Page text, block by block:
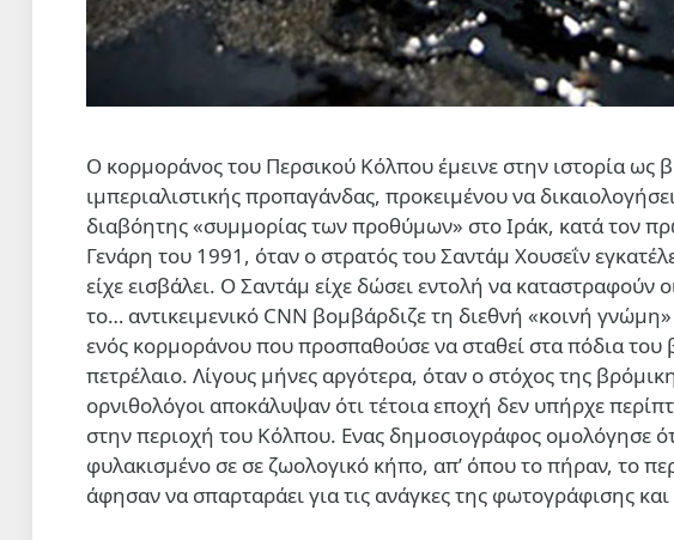
Ο κορμοράνος του Περσικού Κόλπου έμεινε στην ιστορία ως
ιμπεριαλιστικής προπαγάνδας, προκειμένου να
διαβόητης «συμμορίας των προθύμων» στο Ιράκ, κατά τον
Γενάρη του 1991, όταν ο στρατός του Σαντάμ Χουσεΐν
είχε εισβάλει. Ο Σαντάμ είχε δώσει εντολή να καταστραφούν
το… αντικειμενικό CNN βομβάρδιζε τη διεθνή «κοινή
ενός κορμοράνου που προσπαθούσε να σταθεί στα πόδια
πετρέλαιο. Λίγους μήνες αργότερα, όταν ο στόχος της
ορνιθολόγοι αποκάλυψαν ότι τέτοια εποχή δεν υπήρχε
στην περιοχή του Κόλπου. Ενας δημοσιογράφος ομολόγησε
φυλακισμένο σε σε ζωολογικό κήπο, απ’ όπου το πήραν, το
άφησαν να σπαρταράει για τις ανάγκες της φωτογράφισης